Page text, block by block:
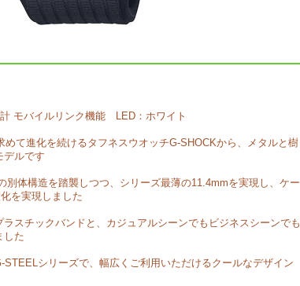
モバイルリンク機能 LED：ホワイト
めて進化を続けるタフネスウオッチG-SHOCKから、メタルと樹
デルです
別体構造を踏襲しつつ、シリーズ最薄の11.4mmを実現し、ケー
を実現しました
スチックバンドと、カジュアルシーンでもビジネスシーンでも
した
シリーズで、幅広くご利用いただけるクールなデザイン